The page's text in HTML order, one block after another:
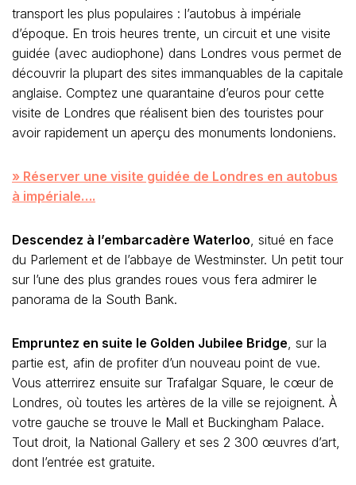
transport les plus populaires : l’autobus à impériale
d’époque. En trois heures trente, un circuit et une visite
guidée (avec audiophone) dans Londres vous permet de
découvrir la plupart des sites immanquables de la capitale
anglaise. Comptez une quarantaine d’euros pour cette
visite de Londres que réalisent bien des touristes pour
avoir rapidement un aperçu des monuments londoniens.
» Réserver une visite guidée de Londres en autobus
à impériale….
Descendez à l’embarcadère Waterloo, situé en face
du Parlement et de l’abbaye de Westminster. Un petit tour
sur l’une des plus grandes roues vous fera admirer le
panorama de la South Bank.
Empruntez en suite le Golden Jubilee Bridge, sur la
partie est, afin de profiter d’un nouveau point de vue.
Vous atterrirez ensuite sur Trafalgar Square, le cœur de
Londres, où toutes les artères de la ville se rejoignent. À
votre gauche se trouve le Mall et Buckingham Palace.
Tout droit, la National Gallery et ses 2 300 œuvres d’art,
dont l’entrée est gratuite.